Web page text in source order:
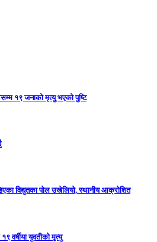
१९ जनाको मृत्यु भएको पुष्टि
विद्युतका पोल उखेलियो, स्थानीय आक्रोशित
वर्षीया युवतीको मृत्यु